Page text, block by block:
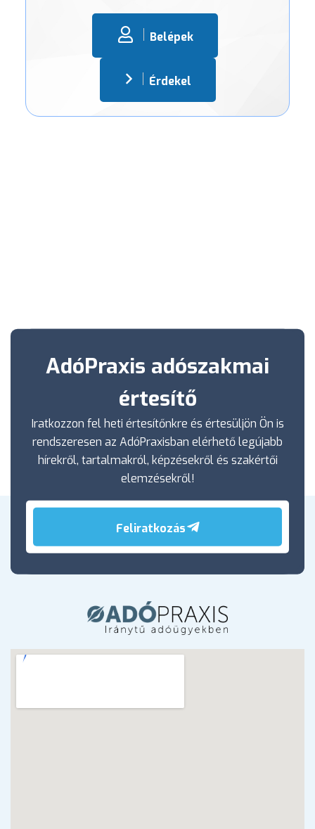
Belépek
Érdekel
AdóPraxis adószakmai
értesítő
Iratkozzon fel heti értesítőnkre és értesüljön Ön is
rendszeresen az AdóPraxisban elérhető legújabb
hírekről, tartalmakról, képzésekről és szakértői
elemzésekről!
Feliratkozás